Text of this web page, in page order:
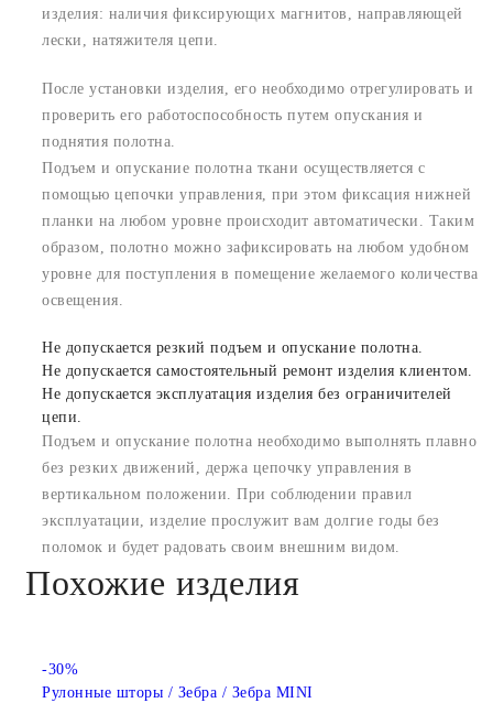
изделия: наличия фиксирующих магнитов, направляющей
лески, натяжителя цепи.
После установки изделия, его необходимо отрегулировать и
проверить его работоспособность путем опускания и
поднятия полотна.
Подъем и опускание полотна ткани осуществляется с
помощью цепочки управления, при этом фиксация нижней
планки на любом уровне происходит автоматически. Таким
образом, полотно можно зафиксировать на любом удобном
уровне для поступления в помещение желаемого количества
освещения.
Не допускается резкий подъем и опускание полотна.
Не допускается самостоятельный ремонт изделия клиентом.
Не допускается эксплуатация изделия без ограничителей
цепи.
Подъем и опускание полотна необходимо выполнять плавно
без резких движений, держа цепочку управления в
вертикальном положении. При соблюдении правил
эксплуатации, изделие прослужит вам долгие годы без
поломок и будет радовать своим внешним видом.
Похожие изделия
-30%
Рулонные шторы / Зебра / Зебра MINI